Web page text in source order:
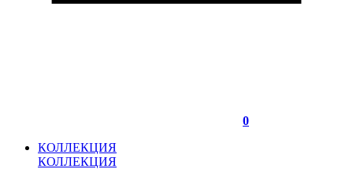
0
КОЛЛЕКЦИЯ
КОЛЛЕКЦИЯ